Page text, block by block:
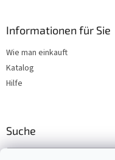
Informationen für Sie
Wie man einkauft
Katalog
Hilfe
Suche